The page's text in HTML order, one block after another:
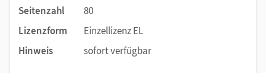
Seitenzahl
80
Lizenzform
Einzellizenz EL
Hinweis
sofort verfügbar